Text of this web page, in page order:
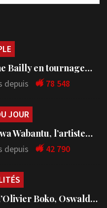
Bailly en tournage…
depuis 78 548
JOUR
Wabantu, l’artiste…
depuis 42 790
Boko, Oswald…